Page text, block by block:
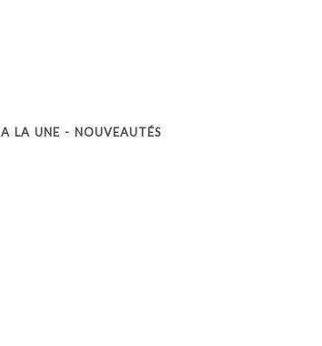
A LA UNE - NOUVEAUTÉS